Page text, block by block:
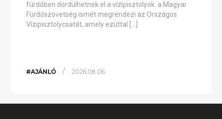
fürdőben dördülhetnek el a vízipisztolyok: a Magyar
Fürdőszövetség ismét megrendezi az Országos
Vízipisztolycsatát, amely ezúttal […]
#AJÁNLÓ / 2026.08.06.